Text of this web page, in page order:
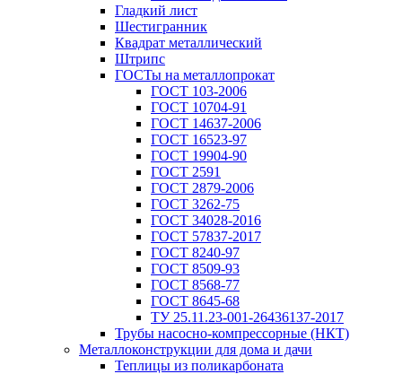
Гладкий лист
Шестигранник
Квадрат металлический
Штрипс
ГОСТы на металлопрокат
ГОСТ 103-2006
ГОСТ 10704-91
ГОСТ 14637-2006
ГОСТ 16523-97
ГОСТ 19904-90
ГОСТ 2591
ГОСТ 2879-2006
ГОСТ 3262-75
ГОСТ 34028-2016
ГОСТ 57837-2017
ГОСТ 8240-97
ГОСТ 8509-93
ГОСТ 8568-77
ГОСТ 8645-68
ТУ 25.11.23-001-26436137-2017
Трубы насосно-компрессорные (НКТ)
Металлоконструкции для дома и дачи
Теплицы из поликарбоната